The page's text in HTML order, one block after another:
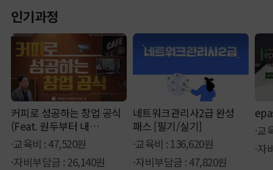
인기과정
커피로 성공하는 창업 공식
(Feat. 원두부터 내
카페까지)
·교육비 : 47,520원
·자비부담금 : 26,140원
네트워크관리사2급 완성
패스 [필기/실기]
·교육비 : 136,620원
·자비부담금 : 47,820원
·교
·자